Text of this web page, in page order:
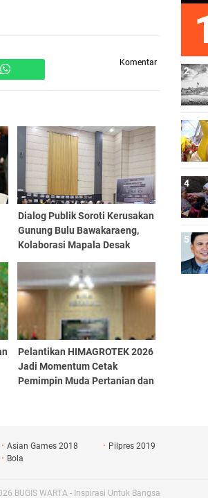
Komentar
Dialog Publik Soroti Kerusakan
Gunung Bulu Bawakaraeng,
Kolaborasi Mapala Desak
Pelantikan HIMAGROTEK 2026
Jadi Momentum Cetak
Pemimpin Muda Pertanian dan
Asian Games 2018
Pilpres 2019
Bola
BUGIS WARTA - Inspirasi Untuk Bangsa